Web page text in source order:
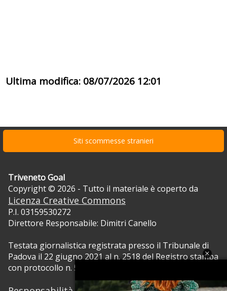
Ultima modifica: 08/07/2026 12:01
Siti scommesse stranieri
Triveneto Goal
Copyright © 2026 - Tutto il materiale è coperto da
Licenza Creative Commons
P.I. 03159530272
Direttore Responsabile: Dimitri Canello
Testata giornalistica registrata presso il Tribunale di
Padova il 22 giugno 2021 al n. 2518 del Registro stampa
con protocollo n. 5105/2021 RVG.